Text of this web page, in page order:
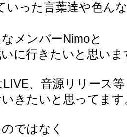
いった言葉達や色ん
メンバーNimoと
に行きたいと思いま
、音源リリース等
きたいと思ってます
ではなく